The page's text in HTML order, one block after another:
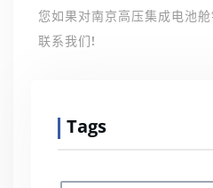
您如果对南京高压集成电池
联系我们!
Tags